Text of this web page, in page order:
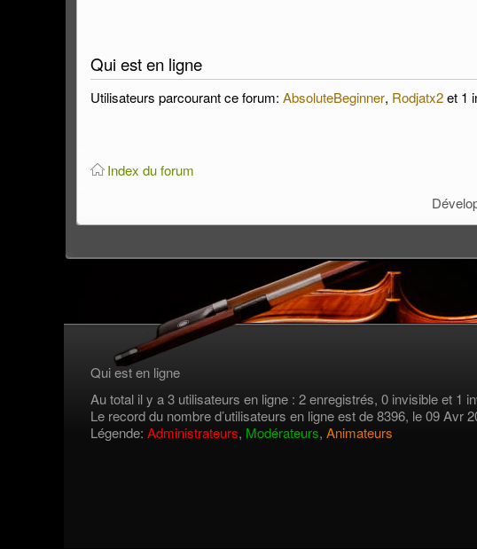
Qui est en ligne
Utilisateurs parcourant ce forum: AbsoluteBeginner, Rodjatx2et 1
Index du forum
Qui est en ligne
Au total il y a 3 utilisateurs en ligne : 2 enregistrés, 0 invisible et 1
Le record du nombre d’utilisateurs en ligne est de 8396, le 09 Avr
Légende: Administrateurs, Modérateurs, Animateurs